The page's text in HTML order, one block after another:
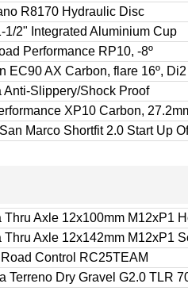
R8170 Hydraulic Disc
1/2" Integrated Aluminium Cup
Performance RP10, -8º
EC90 AX Carbon, flare 16º,
Anti-Slippery/Shock Proof
XP10 Carbon,
Marco Shortfit 2.0 Start Up
Thru Axle 12x100mm M12xP1
Thru Axle 12x142mm M12xP1
Control RC25TEAM
Terreno Dry Gravel G2.0 TLR